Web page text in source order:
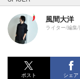
風間大洋
ライター/編集
ポスト シェア